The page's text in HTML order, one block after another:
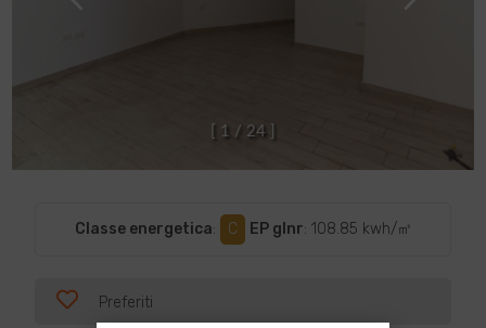
1 / 24
Classe energetica: C EP glnr: 108.85 kwh/㎡
Preferiti